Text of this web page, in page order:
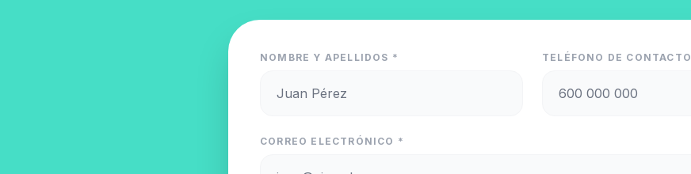
NOMBRE Y APELLIDOS * TELÉFONO DE CONTACTO
CORREO ELECTRÓNICO *